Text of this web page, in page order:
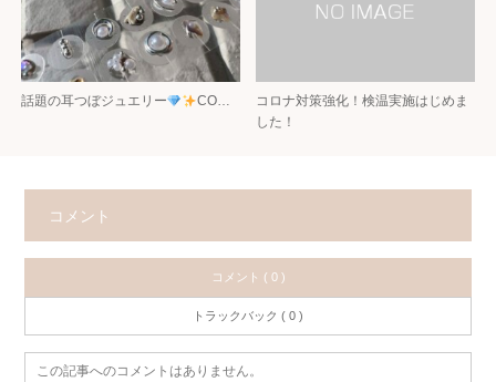
話題の耳つぼジュエリー CO…
コロナ対策強化！検温実施はじめま
した！
コメント
コメント ( 0 )
トラックバック ( 0 )
この記事へのコメントはありません。